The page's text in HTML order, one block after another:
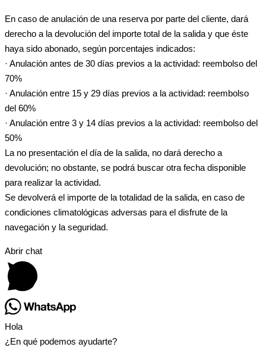
En caso de anulación de una reserva por parte del cliente, dará
derecho a la devolución del importe total de la salida y que éste
haya sido abonado, según porcentajes indicados:
· Anulación antes de 30 días previos a la actividad: reembolso del
70%
· Anulación entre 15 y 29 días previos a la actividad: reembolso
del 60%
· Anulación entre 3 y 14 días previos a la actividad: reembolso del
50%
La no presentación el día de la salida, no dará derecho a
devolución; no obstante, se podrá buscar otra fecha disponible
para realizar la actividad.
Se devolverá el importe de la totalidad de la salida, en caso de
condiciones climatológicas adversas para el disfrute de la
navegación y la seguridad.
Abrir chat
Hola
¿En qué podemos ayudarte?